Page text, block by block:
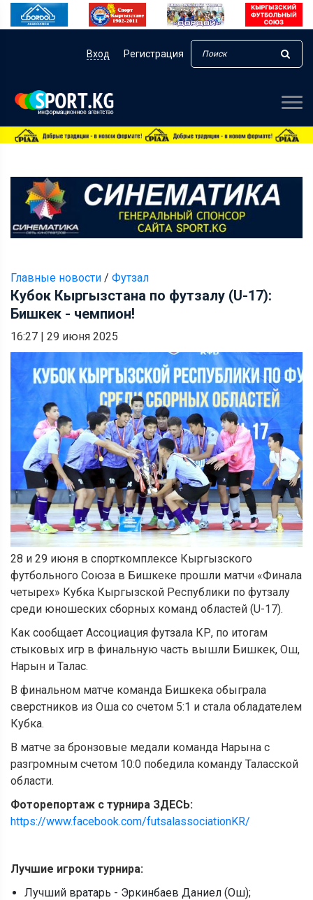
Вход Регистрация
Главные новости / Футзал
Кубок Кыргызстана по футзалу (U-17):
Бишкек - чемпион!
16:27 | 29 июня 2025
28 и 29 июня в спорткомплексе Кыргызского
футбольного Союза в Бишкеке прошли матчи «Финала
четырех» Кубка Кыргызской Республики по футзалу
среди юношеских сборных команд областей (U-17).
Как сообщает Ассоциация футзала КР, по итогам
стыковых игр в финальную часть вышли Бишкек, Ош,
Нарын и Талас.
В финальном матче команда Бишкека обыграла
сверстников из Оша со счетом 5:1 и стала обладателем
Кубка.
В матче за бронзовые медали команда Нарына с
разгромным счетом 10:0 победила команду Таласской
области.
Фоторепортаж с турнира ЗДЕСЬ:
https://www.facebook.com/futsalassociationKR/
Лучшие игроки турнира:
Лучший вратарь - Эркинбаев Даниел (Ош);